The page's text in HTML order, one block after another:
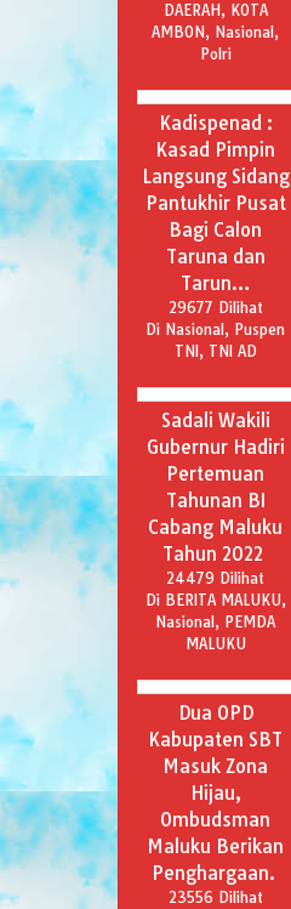
DAERAH, KOTA
AMBON, Nasional,
Polri
Kadispenad :
Kasad Pimpin
Langsung Sidang
Pantukhir Pusat
Bagi Calon
Taruna dan
Tarun…
29677 Dilihat
Di Nasional, Puspen
TNI, TNI AD
Sadali Wakili
Gubernur Hadiri
Pertemuan
Tahunan BI
Cabang Maluku
Tahun 2022
24479 Dilihat
Di BERITA MALUKU,
Nasional, PEMDA
MALUKU
Dua OPD
Kabupaten SBT
Masuk Zona
Hijau,
Ombudsman
Maluku Berikan
Penghargaan.
23556 Dilihat